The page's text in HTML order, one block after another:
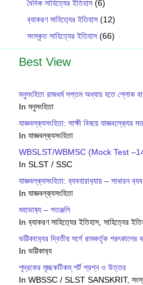
বৈদিক সাহিত্যের ইতিহাস (6)
ব‍্যাকরণ সাহিত‍্যের ইতিহাস (12)
সংস্কৃত সাহিত্যের ইতিহাস (66)
Best View
মনুসংহিতা রাজধর্ম সপ্তম অধ্যায় হতে শ্লোক
In মনুসংহিতা
যাজ্ঞবল্ক‍্যসংহিতা: সাক্ষী বিষয়ে যাজ্ঞবল্ক‍্যের
In যাজ্ঞবল্ক‍্যসংহিতা
WBSLST/WBMSC (Mock Test
In SLST / SSC
যাজ্ঞবল্ক‍্যসংহিতা: ব‍্যবহারাধ‍্যায় – সাধারন
In যাজ্ঞবল্ক‍্যসংহিতা
মহাভাষ‍্য – পতঞ্জলি
In ব‍্যাকরণ সাহিত‍্যের ইতিহাস, সাহিত্যের
ভট্টিকাব‍্যের দ্বিতীয় সর্গে রামকর্তৃক শরৎকালের
In ভট্টিকাব‍্য
শূদ্রকের মৃচ্ছকটিকম্ শর্ট প্রশ্ন ও উত্তর
In WBSSC / SLST SANSKRIT, সংস্কৃত